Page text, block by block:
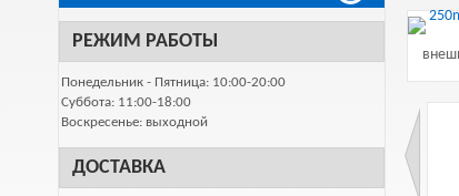
РЕЖИМ РАБОТЫ
Понедельник - Пятница: 10:00-20:00
Суббота: 11:00-18:00
Воскресенье: выходной
ДОСТАВКА